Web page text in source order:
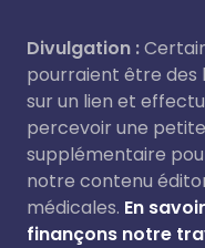
Divulgation :
pourraient être des
sur un lien et
percevoir une
supplémentaire
notre contenu
médicales. En
finançons notre